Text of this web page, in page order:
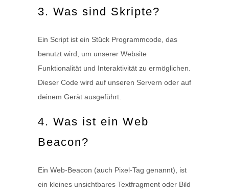
3. Was sind Skripte?
Ein Script ist ein Stück Programmcode, das
benutzt wird, um unserer Website
Funktionalität und Interaktivität zu ermöglichen.
Dieser Code wird auf unseren Servern oder auf
deinem Gerät ausgeführt.
4. Was ist ein Web
Beacon?
Ein Web-Beacon (auch Pixel-Tag genannt), ist
ein kleines unsichtbares Textfragment oder Bild